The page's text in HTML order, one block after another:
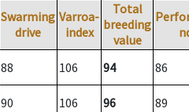
Swarming
drive
Varroa-
index
Total
breeding
value
88 106 94 86
90 106 96
89